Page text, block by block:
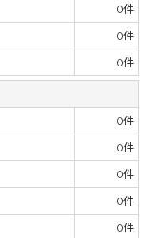
0件
0件
0件
0件
0件
0件
0件
0件